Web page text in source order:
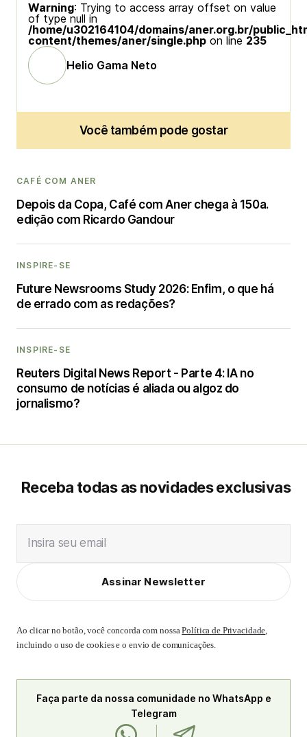
Warning: Trying to access array offset on value
of type null in
/home/u302164104/domains/aner.org.br/
content/themes/aner/single.php on line 235
Helio Gama Neto
Você também pode gostar
CAFÉ COM ANER
Depois da Copa, Café com Aner chega à 150a.
edição com Ricardo Gandour
INSPIRE-SE
Future Newsrooms Study 2026: Enfim, o que há
de errado com as redações?
INSPIRE-SE
Reuters Digital News Report - Parte 4: IA no
consumo de notícias é aliada ou algoz do
jornalismo?
Receba todas as novidades exclusivas
Insira seu email
Assinar Newsletter
Ao clicar no botão, você concorda com nossaPolítica de Privacidade,
incluindo o uso de cookies e o envio de comunicações.
Faça parte da nossa comunidade no WhatsApp e
Telegram